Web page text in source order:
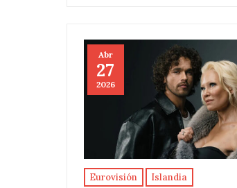
Abr
27
2026
Eurovisión Islandia